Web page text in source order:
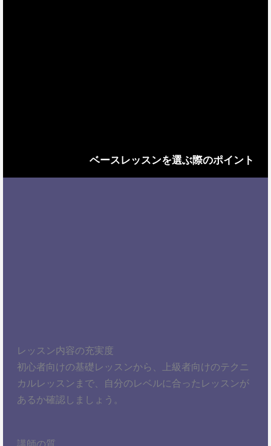
ベースレッスンを選ぶ際のポイント
レッスン内容の充実度
初心者向けの基礎レッスンから、上級者向けのテクニ
カルレッスンまで、自分のレベルに合ったレッスンが
あるか確認しましょう。